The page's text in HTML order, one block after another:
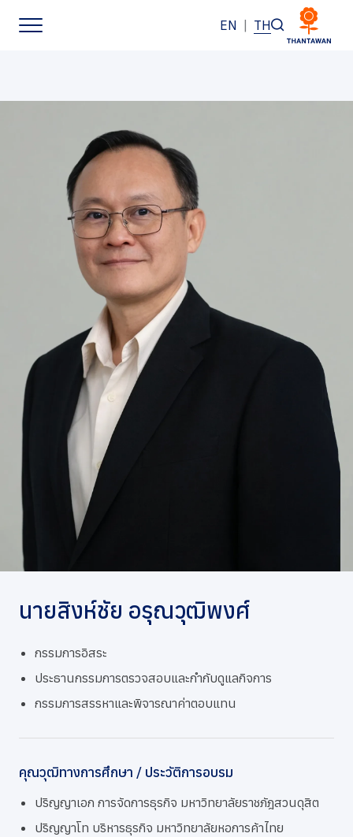
EN | TH
ธุรกิจของเรา
แบรนด์ของเรา
นักลงทุนสัมพันธ์
การพัฒนาอย่างยั่งยืน
การกำกับดูแลกิจการที่ดี
ข่าวสารและกิจกรรม
ร่วมงานกับเรา
ติดต่อเรา
นายสิงห์ชัย อรุณวุฒิพงศ์
กรรมการอิสระ
ประธานกรรมการตรวจสอบและกำกับดูแลกิจการ
กรรมการสรรหาและพิจารณาค่าตอบแทน
คุณวุฒิทางการศึกษา / ประวัติการอบรม
ปริญญาเอก การจัดการธุรกิจ มหาวิทยาลัยราชภัฎสวนดุสิต
ปริญญาโท บริหารธุรกิจ มหาวิทยาลัยหอการค้าไทย